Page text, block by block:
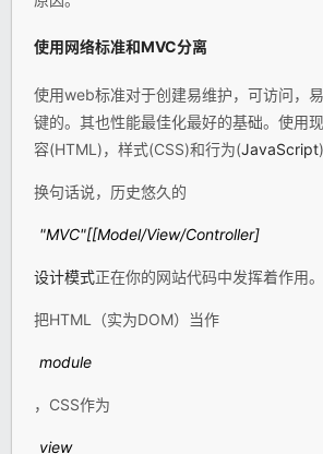
使用网络标准和MVC分离
使用web标准对于创建易维护，可访问，
键的。其也性能最佳化最好的基础。使用
容(HTML)，样式(CSS)和行为(JavaScript
换句话说，历史悠久的
"MVC"[[Model/View/Controller]
设计模式正在你的网站代码中发挥着作用。
把HTML（实为DOM）当作
module
，CSS作为
view